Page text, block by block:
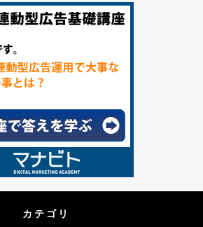
カテゴリ